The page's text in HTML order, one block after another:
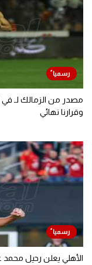
مصدر من الزمالك لـ في
وقرارنا نهائي
الأهلي يعلن رحيل